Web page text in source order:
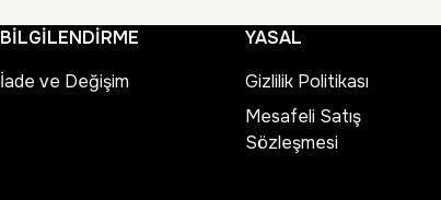
BİLGİLENDİRME
İade ve Değişim
YASAL
Gizlilik Politikası
Mesafeli Satış
Sözleşmesi